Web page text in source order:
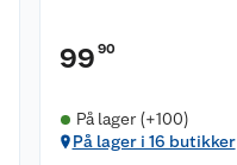
99 90
På lager (+100)
På lager i 16 butikker